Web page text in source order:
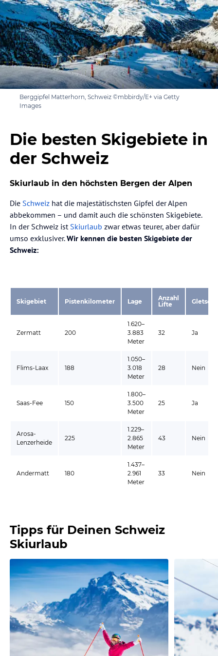
Berggipfel Matterhorn, Schweiz ©mbbirdy/E+ via Getty
Images
Die besten Skigebiete in
der Schweiz
Skiurlaub in den höchsten Bergen der Alpen
Die Schweiz hat die majestätischsten Gipfel der Alpen
abbekommen – und damit auch die schönsten Skigebiete.
In der Schweiz ist Skiurlaub zwar etwas teurer, aber dafür
umso exklusiver.Wir kennen die besten Skigebiete der
Schweiz:
Skigebiet Pistenkilometer Lage
Anzahl
Lifte
Zermatt 200
1.620–
3.883
Meter
32 Ja
Flims-Laax 188
1.050–
3.018
Meter
28 Nein
Saas-Fee 150
1.800–
3.500
Meter
25 Ja
Arosa-
Lenzerheide
225
1.229–
2.865
Meter
43 Nein
Andermatt 180
1.437–
2.961
Meter
33 Nein
Tipps für Deinen Schweiz
Skiurlaub